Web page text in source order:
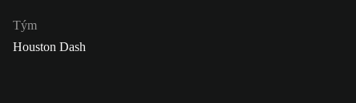
Tým
Houston Dash